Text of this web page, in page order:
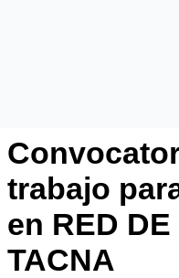
trabajo
en RED
TACNA